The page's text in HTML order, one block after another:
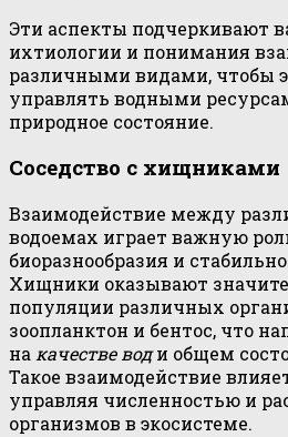
Эти аспекты подчеркивают
ихтиологии и понимания
различными видами, чтобы
управлять водными
природное состояние.
Соседство с хищниками
Взаимодействие между
водоемах играет важную
биоразнообразия и
Хищники оказывают
популяции различных
зоопланктон и бентос, что
на качестве води общем
Такое взаимодействие
управляя численностью и
организмов в экосистеме.